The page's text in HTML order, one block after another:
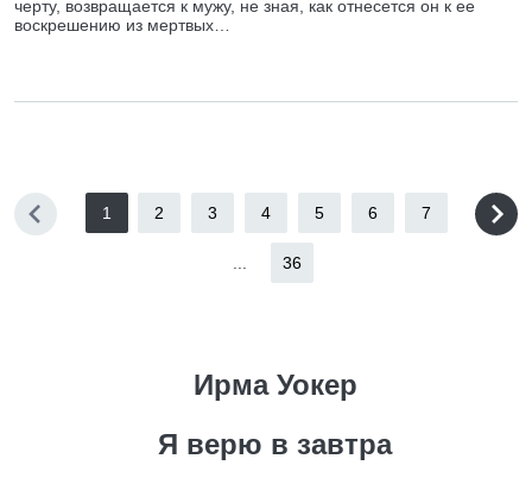
черту, возвращается к мужу, не зная, как отнесется он к ее
воскрешению из мертвых…
1 2 3 4 5 6 7
36
Ирма Уокер
Я верю в завтра